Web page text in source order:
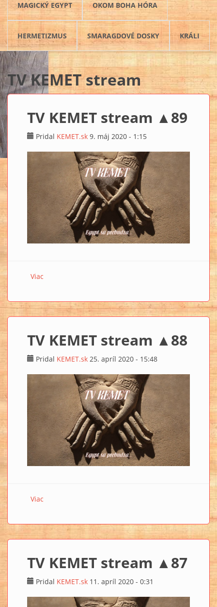
MAGICKÝ EGYPT OKOM BOHA HÓRA
HERMETIZMUS SMARAGDOVÉ DOSKY KRÁLI
TV KEMET stream
TV KEMET stream ▲89
Pridal KEMET.sk 9. máj 2020 - 1:15
Viac
TV KEMET stream ▲88
Pridal KEMET.sk 25. apríl 2020 - 15:48
Viac
TV KEMET stream ▲87
Pridal KEMET.sk 11. apríl 2020 - 0:31